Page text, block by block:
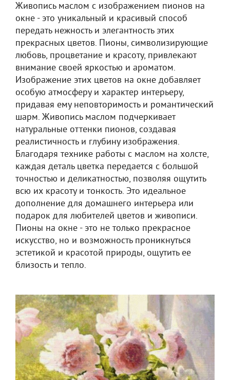
Живопись маслом с изображением пионов на
окне - это уникальный и красивый способ
передать нежность и элегантность этих
прекрасных цветов. Пионы, символизирующие
любовь, процветание и красоту, привлекают
внимание своей яркостью и ароматом.
Изображение этих цветов на окне добавляет
особую атмосферу и характер интерьеру,
придавая ему неповторимость и романтический
шарм. Живопись маслом подчеркивает
натуральные оттенки пионов, создавая
реалистичность и глубину изображения.
Благодаря технике работы с маслом на холсте,
каждая деталь цветка передается с большой
точностью и деликатностью, позволяя ощутить
всю их красоту и тонкость. Это идеальное
дополнение для домашнего интерьера или
подарок для любителей цветов и живописи.
Пионы на окне - это не только прекрасное
искусство, но и возможность проникнуться
эстетикой и красотой природы, ощутить ее
близость и тепло.